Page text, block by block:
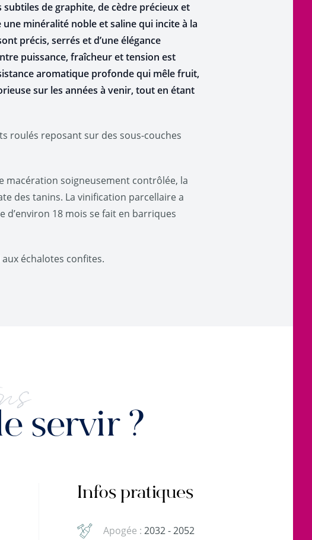
de graphite, de cèdre précieux et
minéralité noble et saline qui incite à la
précis, serrés et d’une élégance
puissance, fraîcheur et tension est
aromatique profonde qui mêle fruit,
sur les années à venir, tout en étant
roulés reposant sur des sous‑couches
macération soigneusement contrôlée, la
des tanins. La vinification parcellaire a
d’environ 18 mois se fait en barriques
échalotes confites.
servir ?
Infos pratiques
Apogée : 2032 - 2052